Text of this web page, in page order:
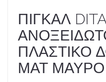
ΠΙΓΚΑΛ DITA
ΠΛΑΣΤΙΚΟ
ΜΑΤ ΜΑΥΡΟ